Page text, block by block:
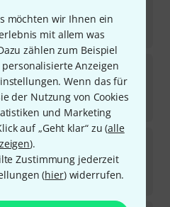
möchten wir Ihnen ein
mit allem was
zählen zum Beispiel
Anzeigen
Wenn das für
der Nutzung von Cookies
und Marketing
auf „Geht klar“ zu (alle
).
Zustimmung jederzeit
(hier) widerrufen.
lieferbar
Screw PG 29
Hull
15